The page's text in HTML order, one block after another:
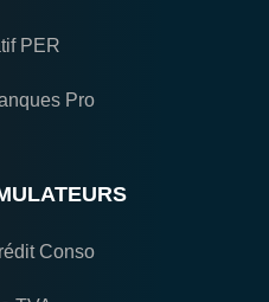
PER
Pro
Conso